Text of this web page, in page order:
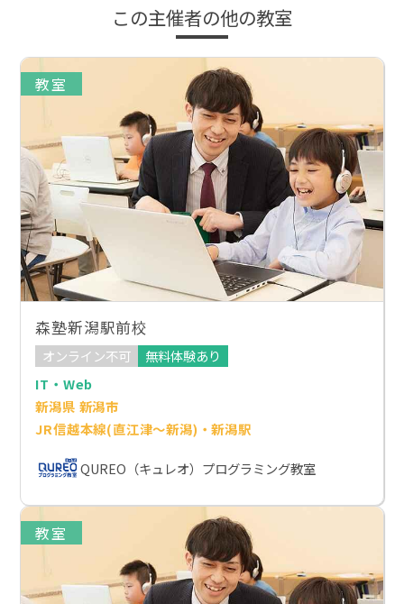
この主催者の他の教室
教室
森塾新潟駅前校
オンライン不可
無料体験あり
IT・Web
新潟県 新潟市
JR信越本線(直江津～新潟)・新潟駅
QUREO（キュレオ）プログラミング教室
教室